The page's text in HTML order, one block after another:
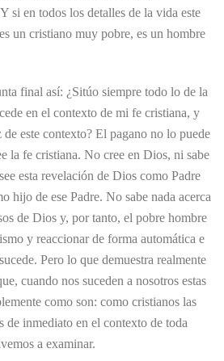
si en todos los detalles de la vida este
un cristiano muy pobre, es un hombre
final así: ¿Sitúo siempre todo lo de la
en el contexto de mi fe cristiana, y
este contexto? El pagano no lo puede
la fe cristiana. No cree en Dios, ni sabe
esta revelación de Dios como Padre
hijo de ese Padre. No sabe nada acerca
de Dios y, por tanto, el pobre hombre
y reaccionar de forma automática e
Pero lo que demuestra realmente
cuando nos suceden a nosotros estas
como son: como cristianos las
de inmediato en el contexto de toda
a examinar.